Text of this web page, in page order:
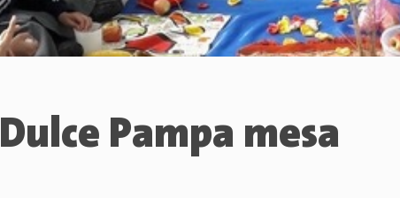
Dulce Pampa mesa